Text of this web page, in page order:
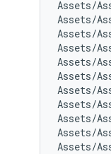
Assets/
Assets/
Assets/
Assets/
Assets/
Assets/
Assets/
Assets/
Assets/
Assets/
Assets/